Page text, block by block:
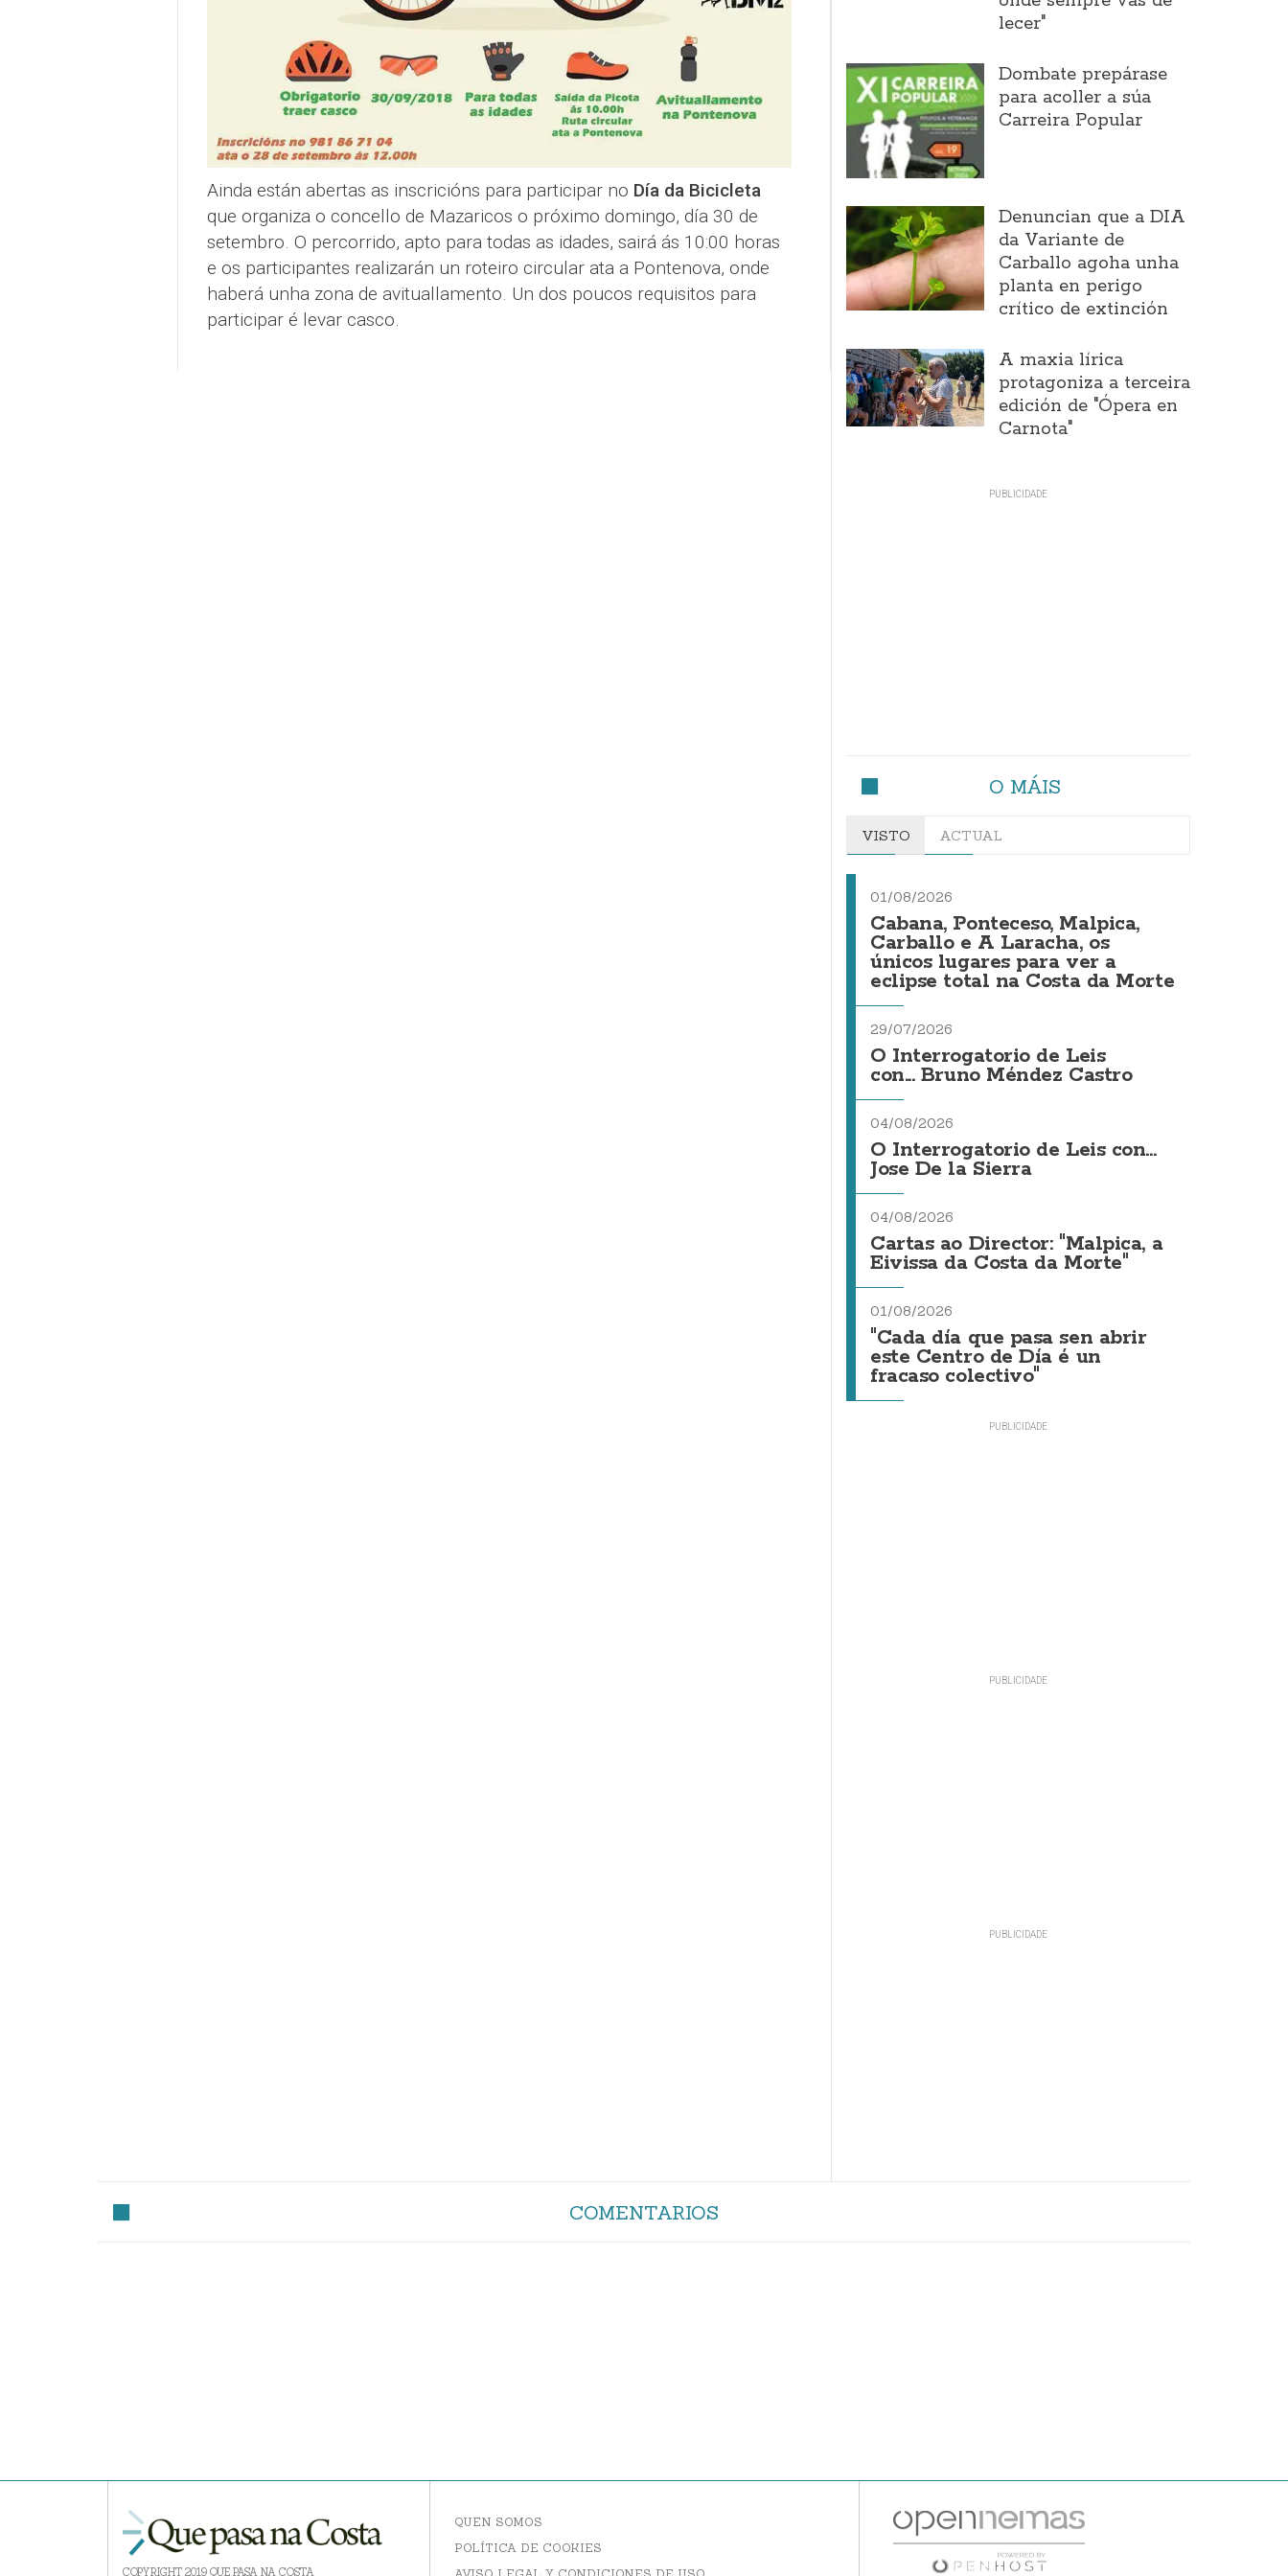
Ainda están abertas as inscricións para participar no Día da Bicicleta
que organiza o concello de Mazaricos o próximo domingo, día 30 de
setembro. O percorrido, apto para todas as idades, sairá ás 10:00 horas
e os participantes realizarán un roteiro circular ata a Pontenova, onde
haberá unha zona de avituallamento. Un dos poucos requisitos para
participar é levar casco.
lecer"
Dombate prepárase
para acoller a súa
Carreira Popular
Denuncian que a DIA
da Variante de
Carballo agoha unha
planta en perigo
crítico de extinción
A maxia lírica
protagoniza a terceira
edición de "Ópera en
Carnota"
O MÁIS
VISTO ACTUAL
01/08/2026
Cabana, Ponteceso, Malpica,
Carballo e A Laracha, os
únicos lugares para ver a
eclipse total na Costa da Morte
29/07/2026
O Interrogatorio de Leis
con... Bruno Méndez Castro
04/08/2026
O Interrogatorio de Leis con...
Jose De la Sierra
04/08/2026
Cartas ao Director: "Malpica, a
Eivissa da Costa da Morte"
01/08/2026
"Cada día que pasa sen abrir
este Centro de Día é un
fracaso colectivo"
COMENTARIOS
COPYRIGHT 2019 QUE PASA NA COSTA
QUEN SOMOS
POLÍTICA DE COOKIES